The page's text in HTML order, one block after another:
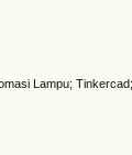
Lampu;